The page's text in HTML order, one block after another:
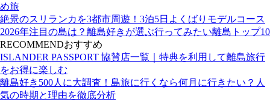
め旅
絶景のスリランカを3都市周遊！3泊5日よくばりモデルコース
2026年注目の島は？離島好きが選ぶ行ってみたい離島トップ10
RECOMMENDおすすめ
ISLANDER PASSPORT 協賛店一覧｜特典を利用して離島旅行
をお得に楽しむ
離島好き500人に大調査！島旅に行くなら何月に行きたい？人
気の時期と理由を徹底分析